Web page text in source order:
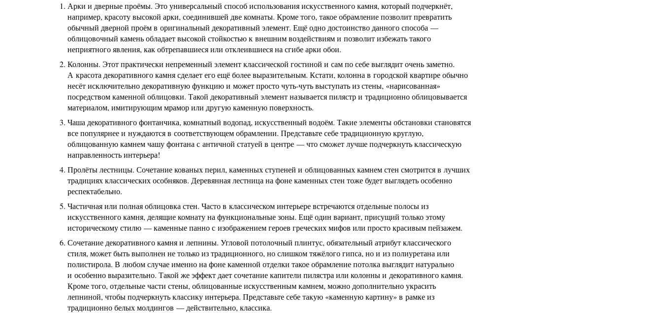
Арки и дверные проёмы. Это универсальный способ использования искусственного камня, который подчеркнёт,
например, красоту высокой арки, соединившей две комнаты. Кроме того, такое обрамление позволит превратить
обычный дверной проём в оригинальный декоративный элемент. Ещё одно достоинство данного способа —
облицовочный камень обладает высокой стойкостью к внешним воздействиям и позволит избежать такого
неприятного явления, как обтрепавшиеся или отклеившиеся на сгибе арки обои.
Колонны. Этот практически непременный элемент классической гостиной и сам по себе выглядит очень заметно.
А красота декоративного камня сделает его ещё более выразительным. Кстати, колонна в городской квартире обычно
несёт исключительно декоративную функцию и может просто чуть-чуть выступать из стены, «нарисованная»
посредством каменной облицовки. Такой декоративный элемент называется пилястр и традиционно облицовывается
материалом, имитирующим мрамор или другую каменную поверхность.
Чаша декоративного фонтанчика, комнатный водопад, искусственный водоём. Такие элементы обстановки становятся
все популярнее и нуждаются в соответствующем обрамлении. Представьте себе традиционную круглую,
облицованную камнем чашу фонтана с античной статуей в центре — что сможет лучше подчеркнуть классическую
направленность интерьера!
Пролёты лестницы. Сочетание кованых перил, каменных ступеней и облицованных камнем стен смотрится в лучших
традициях классических особняков. Деревянная лестница на фоне каменных стен тоже будет выглядеть особенно
респектабельно.
Частичная или полная облицовка стен. Часто в классическом интерьере встречаются отдельные полосы из
искусственного камня, делящие комнату на функциональные зоны. Ещё один вариант, присущий только этому
историческому стилю — каменные панно с изображением героев греческих мифов или просто красивым пейзажем.
Сочетание декоративного камня и лепнины. Угловой потолочный плинтус, обязательный атрибут классического
стиля, может быть выполнен не только из традиционного, но слишком тяжёлого гипса, но и из полиуретана или
полистирола. В любом случае именно на фоне каменной отделки такое обрамление потолка выглядит натурально
и особенно выразительно. Такой же эффект дает сочетание капители пилястра или колонны и декоративного камня.
Кроме того, отдельные части стены, облицованные искусственным камнем, можно дополнительно украсить
лепниной, чтобы подчеркнуть классику интерьера. Представьте себе такую «каменную картину» в рамке из
традиционно белых молдингов — действительно, классика.